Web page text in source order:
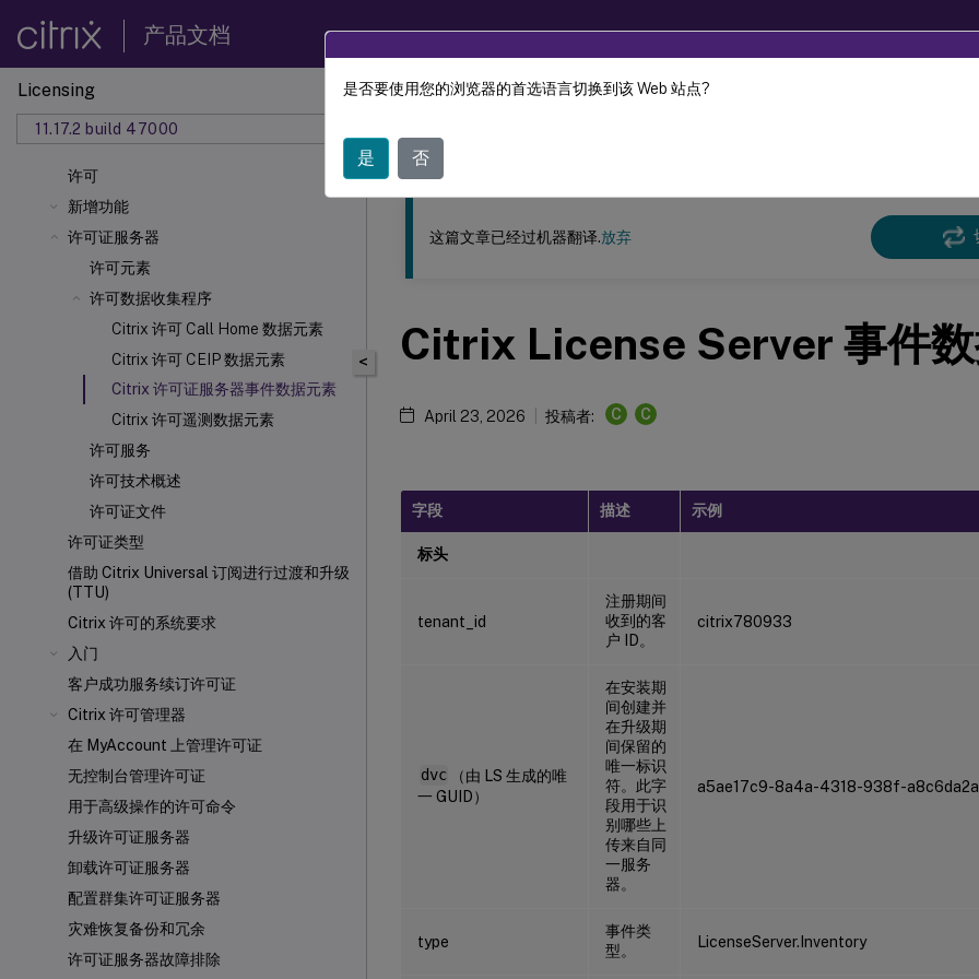
产品文档
Licensing
11.17.2 build 47000
许可
新增功能
许可证服务器
许可元素
许可数据收集程序
Citrix 许可 Call Home 数据元素
Citrix 许可 CEIP 数据元素
Citrix 许可证服务器事件数据元素
Citrix 许可遥测数据元素
许可服务
许可技术概述
许可证文件
许可证类型
借助 Citrix Universal 订阅进行过渡和升级
(TTU)
Citrix 许可的系统要求
入门
客户成功服务续订许可证
Citrix 许可管理器
在 MyAccount 上管理许可证
无控制台管理许可证
用于高级操作的许可命令
升级许可证服务器
卸载许可证服务器
配置群集许可证服务器
灾难恢复备份和冗余
许可证服务器故障排除
此内容已经过机器动态翻译。
<
这篇文章已经过机器翻译.放弃
Citrix License Server 事件
April 23, 2026 投稿者: C C
字段 描述 示例
标头
tenant_id
注册期间
收到的客
户 ID。
citrix780933
dvc
（由 LS 生成的唯
一 GUID）
在安装期
间创建并
在升级期
间保留的
唯一标识
符。此字
段用于识
别哪些上
传来自同
一服务
器。
a5ae17c9-8a4a-4318-938f-
type
事件类
型。
LicenseServer.Inventory
是否要使用您的浏览器的首选语言切换到该 Web 站点?
是 否